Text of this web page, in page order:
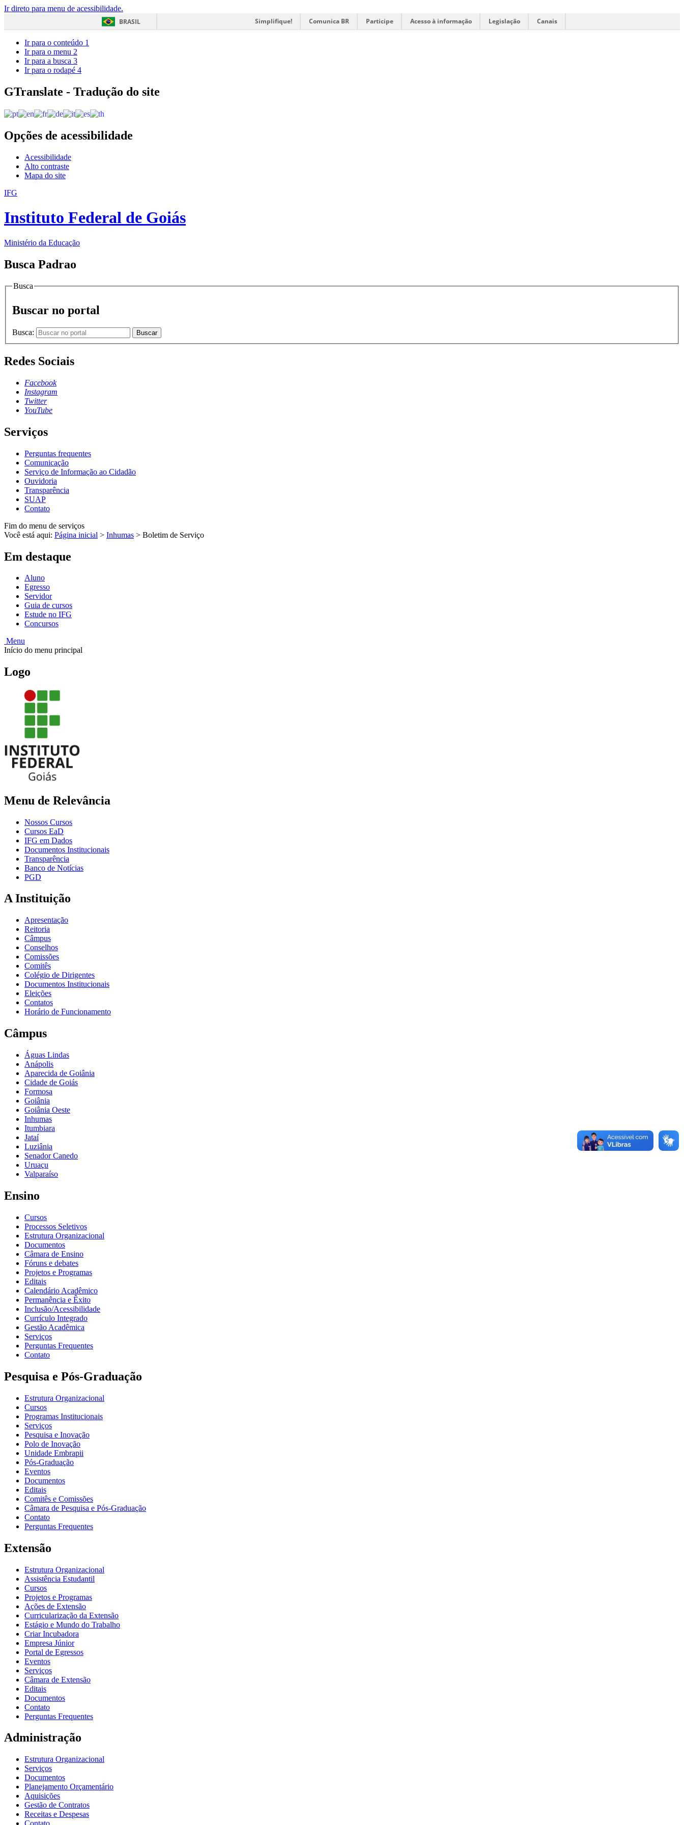
Ir direto para menu de acessibilidade.
BRASIL
Simplifique! Comunica BR Participe Acesso à informação Legislação Canais
Ir para o conteúdo 1
Ir para o menu 2
Ir para a busca 3
Ir para o rodapé 4
GTranslate - Tradução do site
Opções de acessibilidade
Acessibilidade
Alto contraste
Mapa do site
IFG
Instituto Federal de Goiás
Ministério da Educação
Busca Padrao
Busca
Buscar no portal
Busca: Buscar
Redes Sociais
Facebook
Instagram
Twitter
YouTube
Serviços
Perguntas frequentes
Comunicação
Serviço de Informação ao Cidadão
Ouvidoria
Transparência
SUAP
Contato
Fim do menu de serviços
Você está aqui: Página inicial > Inhumas > Boletim de Serviço
Em destaque
Aluno
Egresso
Servidor
Guia de cursos
Estude no IFG
Concursos
Menu
Início do menu principal
Logo
Menu de Relevância
Nossos Cursos
Cursos EaD
IFG em Dados
Documentos Institucionais
Transparência
Banco de Notícias
PGD
A Instituição
Apresentação
Reitoria
Câmpus
Conselhos
Comissões
Comitês
Colégio de Dirigentes
Documentos Institucionais
Eleições
Contatos
Horário de Funcionamento
Câmpus
Águas Lindas
Anápolis
Aparecida de Goiânia
Cidade de Goiás
Formosa
Goiânia
Goiânia Oeste
Inhumas
Itumbiara
Jataí
Luziânia
Senador Canedo
Uruaçu
Valparaíso
Ensino
Cursos
Processos Seletivos
Estrutura Organizacional
Documentos
Câmara de Ensino
Fóruns e debates
Projetos e Programas
Editais
Calendário Acadêmico
Permanência e Êxito
Inclusão/Acessibilidade
Currículo Integrado
Gestão Acadêmica
Serviços
Perguntas Frequentes
Contato
Pesquisa e Pós-Graduação
Estrutura Organizacional
Cursos
Programas Institucionais
Serviços
Pesquisa e Inovação
Polo de Inovação
Unidade Embrapii
Pós-Graduação
Eventos
Documentos
Editais
Comitês e Comissões
Câmara de Pesquisa e Pós-Graduação
Contato
Perguntas Frequentes
Extensão
Estrutura Organizacional
Assistência Estudantil
Cursos
Projetos e Programas
Ações de Extensão
Curricularização da Extensão
Estágio e Mundo do Trabalho
Criar Incubadora
Empresa Júnior
Portal de Egressos
Eventos
Serviços
Câmara de Extensão
Editais
Documentos
Contato
Perguntas Frequentes
Administração
Estrutura Organizacional
Serviços
Documentos
Planejamento Orçamentário
Aquisições
Gestão de Contratos
Receitas e Despesas